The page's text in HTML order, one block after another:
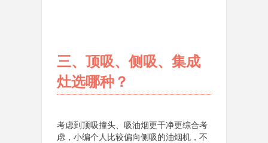
三、顶吸、侧吸、集成
灶选哪种？
考虑到顶吸撞头、吸油烟更干净更综合考
虑，小编个人比较偏向侧吸的油烟机，不